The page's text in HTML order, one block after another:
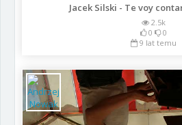
Jacek Silski - Te voy
2.5k
0
0
9 lat temu